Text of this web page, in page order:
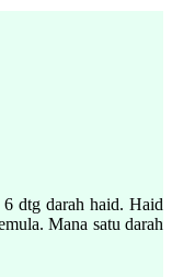
6 dtg darah haid. Haid
Mana satu darah